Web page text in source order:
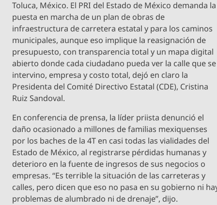
Toluca, México. El PRI del Estado de México demanda la
puesta en marcha de un plan de obras de
infraestructura de carretera estatal y para los caminos
municipales, aunque eso implique la reasignación de
presupuesto, con transparencia total y un mapa digital
abierto donde cada ciudadano pueda ver la calle que se
intervino, empresa y costo total, dejó en claro la
Presidenta del Comité Directivo Estatal (CDE), Cristina
Ruiz Sandoval.
En conferencia de prensa, la líder priista denunció el
daño ocasionado a millones de familias mexiquenses
por los baches de la 4T en casi todas las vialidades del
Estado de México, al registrarse pérdidas humanas y
deterioro en la fuente de ingresos de sus negocios o
empresas. “Es terrible la situación de las carreteras y
calles, pero dicen que eso no pasa en su gobierno ni
problemas de alumbrado ni de drenaje”, dijo.